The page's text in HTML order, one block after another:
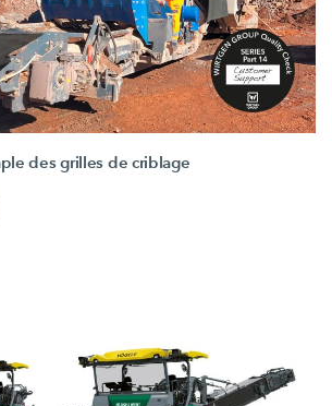
des grilles de criblage